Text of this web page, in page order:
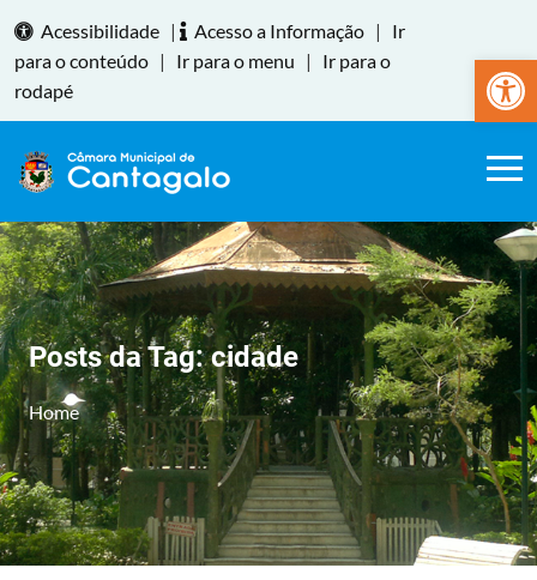
Abrir
Acessibilidade | Acesso a Informação |
Ir
para o conteúdo | Ir para o menu |
Ir para o
rodapé
Posts da Tag:cidade
Home